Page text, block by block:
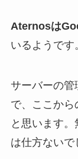
Aternosは
いるようです
サーバーの管
で、ここか
と思います
は仕方ないで